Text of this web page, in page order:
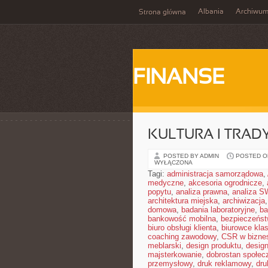
Strona główna Albania Archiwum
FINANSE
KULTURA I
POSTED BY ADMIN POSTED
WYŁĄCZONA
Tagi: administracja samorządowa,
medyczne, akcesoria ogrodnicze,
popytu, analiza prawna, analiza
architektura miejska, archiwizacja,
domowa, badania laboratoryjne,
bankowość mobilna,
biuro obsługi klienta, biurowce
coaching zawodowy, CSR w
meblarski, design produktu,
majsterkowanie, dobrostan
przemysłowy, druk reklamowy,